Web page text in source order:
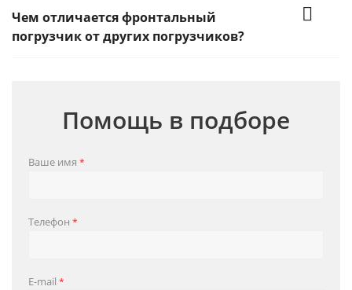
Чем отличается фронтальный
погрузчик от других погрузчиков?
Помощь в подборе
Ваше имя *
Телефон *
E-mail *